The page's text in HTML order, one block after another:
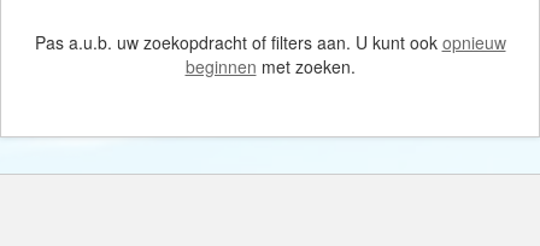
Pas a.u.b. uw zoekopdracht of filters aan. U kunt ook opnieuw
beginnen met zoeken.